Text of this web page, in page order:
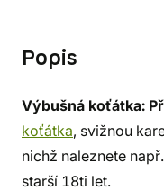
Popis
Výbušná koťátka:
koťátka, svižnou
nichž naleznete
starší 18ti let.